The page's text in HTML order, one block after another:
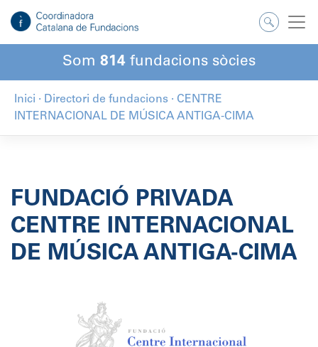
contingut
Som 814 fundacions sòcies
Inici · Directori de fundacions · CENTRE
INTERNACIONAL DE MÚSICA ANTIGA-CIMA
FUNDACIÓ PRIVADA
CENTRE INTERNACIONAL
DE MÚSICA ANTIGA-CIMA